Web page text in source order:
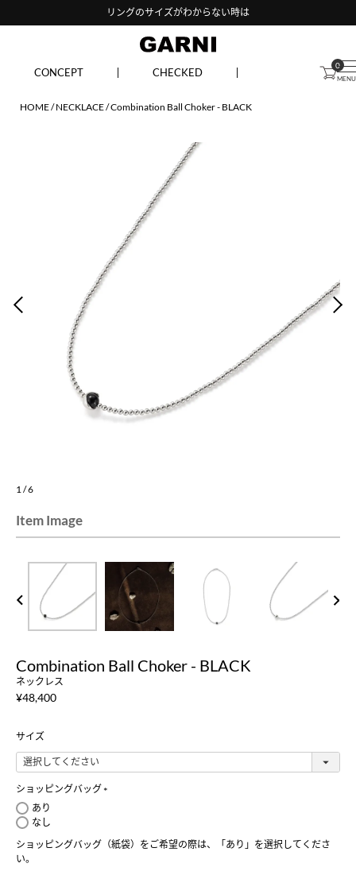
リングのサイズがわからない時は
CONCEPT CHECKED
0
HOME NECKLACE Combination Ball Choker - BLACK
PREV
1/6
Item Image
NEXT
Combination Ball Choker - BLACK
ネックレス
¥48,400
サイズ
ショッピングバッグ
あり
なし
ショッピングバッグ（紙袋）をご希望の際は、「あり」を選択してくださ
い。